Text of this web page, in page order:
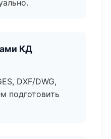
КД
DXF/DWG,
подготовить